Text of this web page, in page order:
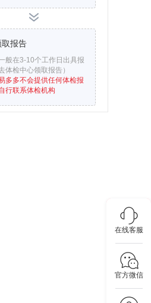
在线客服
官方微信
取报告
般在3-10个工作日出具报
体检中心领取报告）
多多不会提供任何体检报
行联系体检机构